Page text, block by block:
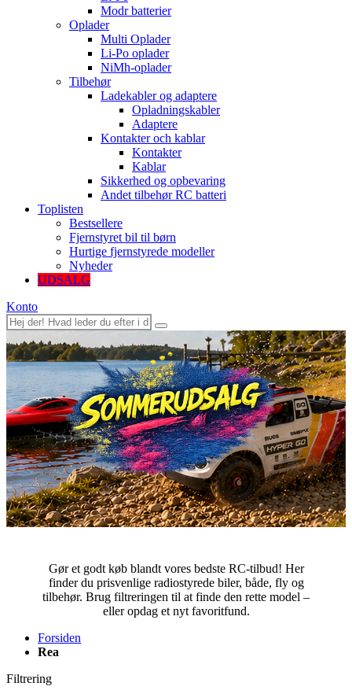
Modr batterier
Oplader
Multi Oplader
Li-Po oplader
NiMh-oplader
Tilbehør
Ladekabler og adaptere
Opladningskabler
Adaptere
Kontakter och kablar
Kontakter
Kablar
Sikkerhed og opbevaring
Andet tilbehør RC batteri
Toplisten
Bestsellere
Fjernstyret bil til børn
Hurtige fjernstyrede modeller
Nyheder
UDSALG
Konto
Gør et godt køb blandt vores bedste RC-tilbud! Her
finder du prisvenlige radiostyrede biler, både, fly og
tilbehør. Brug filtreringen til at finde den rette model –
eller opdag et nyt favoritfund.
Forsiden
Rea
Filtrering